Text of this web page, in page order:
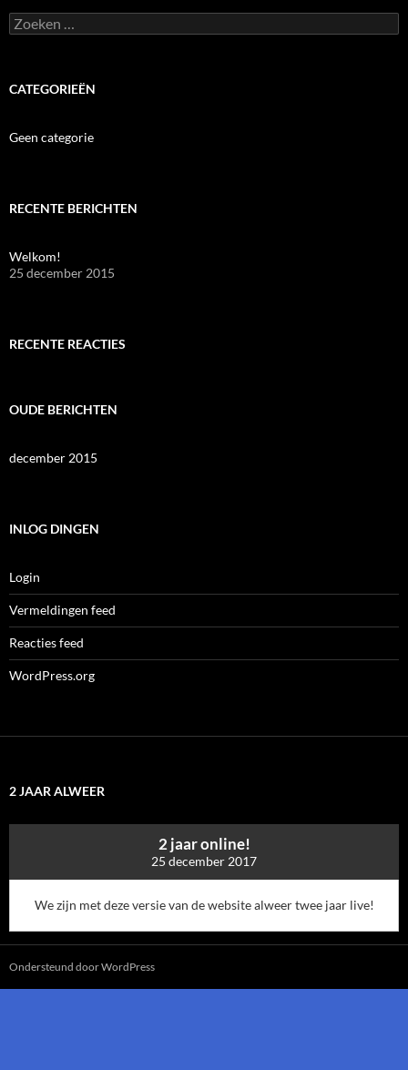
Zoeken
naar:
CATEGORIEËN
Geen categorie
RECENTE BERICHTEN
Welkom!
25 december 2015
RECENTE REACTIES
OUDE BERICHTEN
december 2015
INLOG DINGEN
Login
Vermeldingen feed
Reacties feed
WordPress.org
2 JAAR ALWEER
2 jaar online!
25 december 2017
We zijn met deze versie van de website alweer twee jaar live!
Ondersteund door WordPress